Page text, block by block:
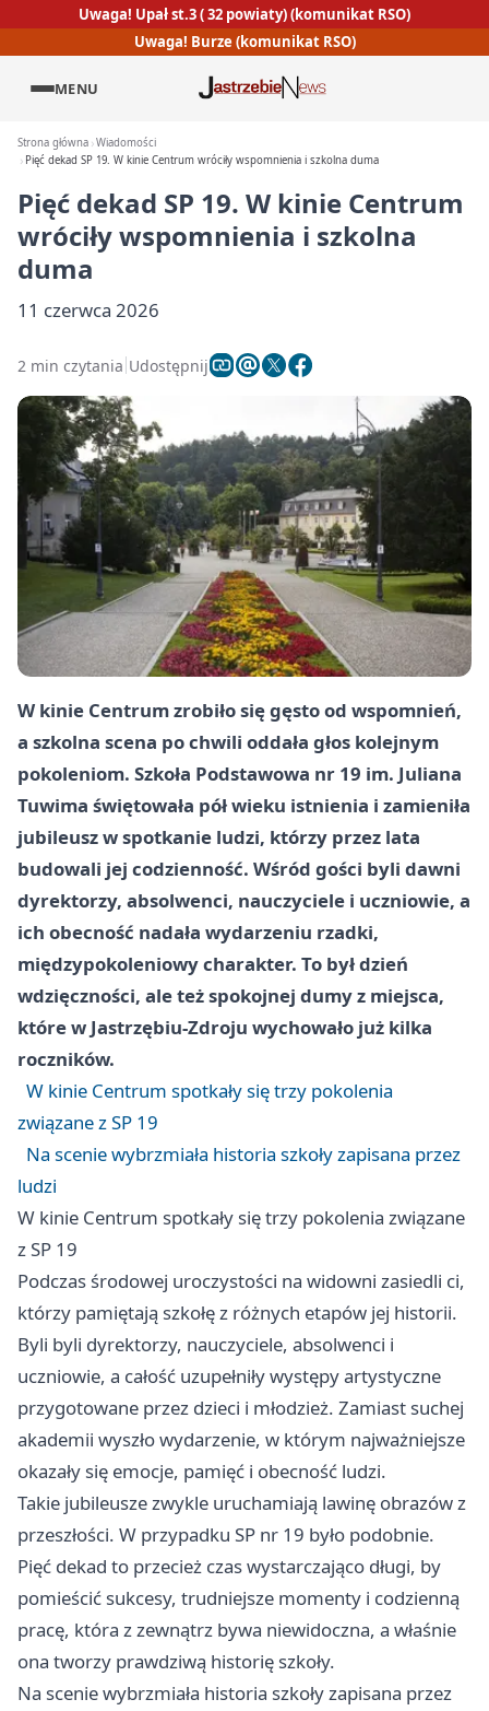
Uwaga! Upał st.3 ( 32 powiaty) (komunikat RSO)
Uwaga! Burze (komunikat RSO)
MENU
Strona główna Wiadomości
Pięć dekad SP 19. W kinie Centrum wróciły wspomnienia i szkolna duma
Pięć dekad SP 19. W kinie Centrum
wróciły wspomnienia i szkolna
duma
11 czerwca 2026
2 min czytania Udostępnij
W kinie Centrum zrobiło się gęsto od wspomnień,
a szkolna scena po chwili oddała głos kolejnym
pokoleniom. Szkoła Podstawowa nr 19 im. Juliana
Tuwima świętowała pół wieku istnienia i zamieniła
jubileusz w spotkanie ludzi, którzy przez lata
budowali jej codzienność. Wśród gości byli dawni
dyrektorzy, absolwenci, nauczyciele i uczniowie, a
ich obecność nadała wydarzeniu rzadki,
międzypokoleniowy charakter. To był dzień
wdzięczności, ale też spokojnej dumy z miejsca,
które w Jastrzębiu-Zdroju wychowało już kilka
roczników.
W kinie Centrum spotkały się trzy pokolenia
związane z SP 19
Na scenie wybrzmiała historia szkoły zapisana przez
ludzi
W kinie Centrum spotkały się trzy pokolenia związane
z SP 19
Podczas środowej uroczystości na widowni zasiedli ci,
którzy pamiętają szkołę z różnych etapów jej historii.
Byli byli dyrektorzy, nauczyciele, absolwenci i
uczniowie, a całość uzupełniły występy artystyczne
przygotowane przez dzieci i młodzież. Zamiast suchej
akademii wyszło wydarzenie, w którym najważniejsze
okazały się emocje, pamięć i obecność ludzi.
Takie jubileusze zwykle uruchamiają lawinę obrazów z
przeszłości. W przypadku SP nr 19 było podobnie.
Pięć dekad to przecież czas wystarczająco długi, by
pomieścić sukcesy, trudniejsze momenty i codzienną
pracę, która z zewnątrz bywa niewidoczna, a właśnie
ona tworzy prawdziwą historię szkoły.
Na scenie wybrzmiała historia szkoły zapisana przez